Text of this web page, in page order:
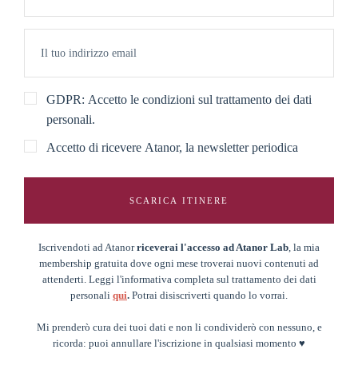
GDPR: Accetto le condizioni sul trattamento dei dati
personali.
Accetto di ricevere Atanor, la newsletter periodica
SCARICA ITINERE
Iscrivendoti ad Atanorriceverai l'accesso ad Atanor Lab, la mia
membership gratuita dove ogni mese troverai nuovi contenuti ad
attenderti. Leggi l'informativa completa sul trattamento dei dati
personali qui. Potrai disiscriverti quando lo vorrai.
Mi prenderò cura dei tuoi dati e non li condividerò con nessuno, e
ricorda: puoi annullare l'iscrizione in qualsiasi momento ♥